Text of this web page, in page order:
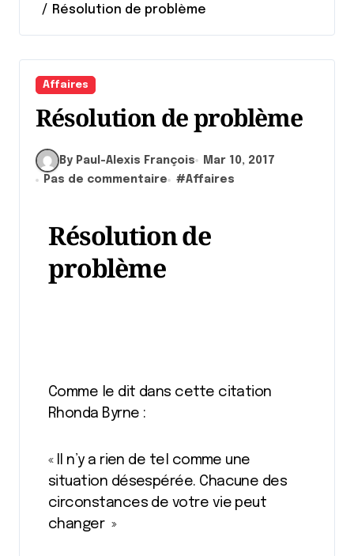
Résolution de problème
Affaires
Résolution de problème
By Paul-Alexis François
Mar 10, 2017
Pas de commentaire
#Affaires
Résolution de
problème
Comme le dit dans cette citation
Rhonda Byrne :
« Il n’y a rien de tel comme une
situation désespérée. Chacune des
circonstances de votre vie peut
changer »